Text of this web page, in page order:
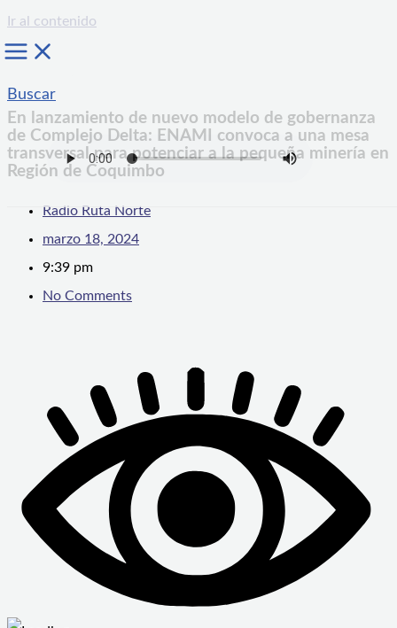
Ir al contenido
Buscar
En lanzamiento de nuevo modelo de gobernanza
de Complejo Delta: ENAMI convoca a una mesa
transversal para potenciar a la pequeña minería en
Región de Coquimbo
Radio Ruta Norte
marzo 18, 2024
9:39 pm
No Comments